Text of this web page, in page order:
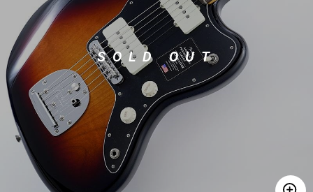
キーボード 電子ピアノ
管楽器 その他楽器
アンプ
SOLD OUT